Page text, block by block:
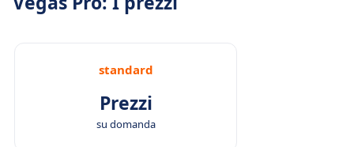
standard
Prezzi
su domanda